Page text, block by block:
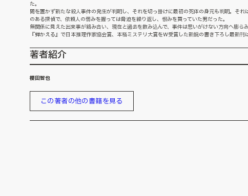
た。
間を置かず新たな殺人事件の発生が判明し、それを切っ掛けに最初の死体の身元も判明。そ
のある探偵で、依頼人の弱みを握っては脅迫を繰り返し、恨みを買っていた男だった。
無関係に見えた出来事が絡み合い、現在と過去を飲み込んで、事件は思いがけない方向へ膨らみ
『蝉かえる』で日本推理作家協会賞、本格ミステリ大賞をＷ受賞した新鋭の書き下ろし最新刊
著者紹介
櫻田智也
この著者の他の書籍を見る